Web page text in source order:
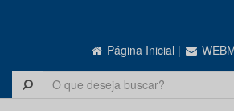
Página Inicial |